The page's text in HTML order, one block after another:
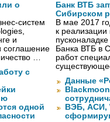
о
систем
и
соглашение
…
с
одной
Банк ВТБ
Сибирском
В мае 2017
к
Банка ВТБ в
работ
Данные
ВЭБ, АСИ,